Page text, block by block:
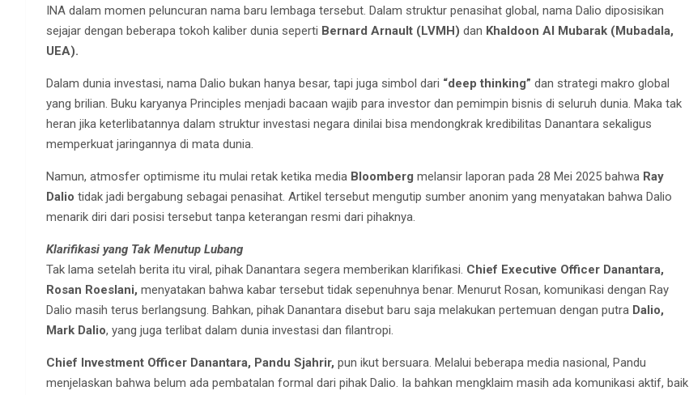
INA dalam momen peluncuran nama baru lembaga tersebut. Dalam struktur penasihat global, nama Dalio diposisikan
sejajar dengan beberapa tokoh kaliber dunia seperti Bernard Arnault (LVMH) dan Khaldoon Al Mubarak (Mubadala,
UEA).
Dalam dunia investasi, nama Dalio bukan hanya besar, tapi juga simbol dari “deep thinking” dan strategi makro global
yang brilian. Buku karyanya Principles menjadi bacaan wajib para investor dan pemimpin bisnis di seluruh dunia. Maka tak
heran jika keterlibatannya dalam struktur investasi negara dinilai bisa mendongkrak kredibilitas Danantara sekaligus
memperkuat jaringannya di mata dunia.
Namun, atmosfer optimisme itu mulai retak ketika media Bloomberg melansir laporan pada 28 Mei 2025 bahwa Ray
Dalio tidak jadi bergabung sebagai penasihat. Artikel tersebut mengutip sumber anonim yang menyatakan bahwa Dalio
menarik diri dari posisi tersebut tanpa keterangan resmi dari pihaknya.
Klarifikasi yang Tak Menutup Lubang
Tak lama setelah berita itu viral, pihak Danantara segera memberikan klarifikasi. Chief Executive Officer Danantara,
Rosan Roeslani, menyatakan bahwa kabar tersebut tidak sepenuhnya benar. Menurut Rosan, komunikasi dengan Ray
Dalio masih terus berlangsung. Bahkan, pihak Danantara disebut baru saja melakukan pertemuan dengan putra Dalio,
Mark Dalio, yang juga terlibat dalam dunia investasi dan filantropi.
Chief Investment Officer Danantara, Pandu Sjahrir, pun ikut bersuara. Melalui beberapa media nasional, Pandu
menjelaskan bahwa belum ada pembatalan formal dari pihak Dalio. Ia bahkan mengklaim masih ada komunikasi aktif, baik